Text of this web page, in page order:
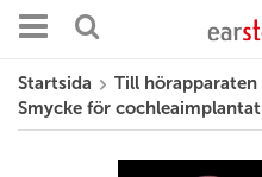
Startsida Till hörapparaten
Smycke för cochleaimplantat